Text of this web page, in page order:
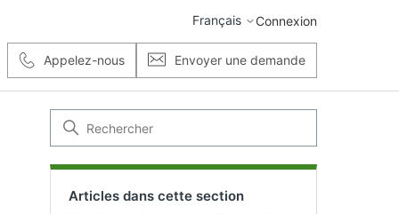
Français Connexion
Appelez-nous Envoyer une demande
Articles dans cette section